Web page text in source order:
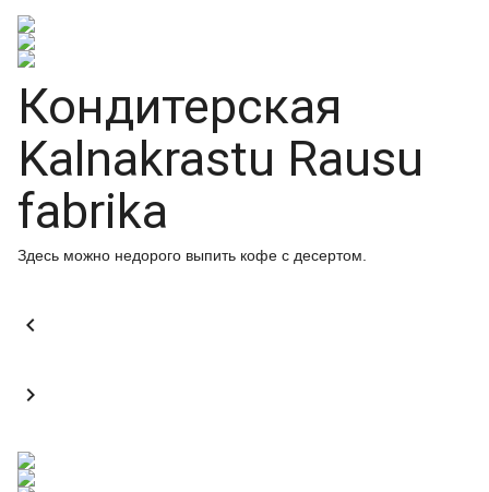
Кондитерская
Kalnakrastu Rausu
fabrika
Здесь можно недорого выпить кофе с десертом.

